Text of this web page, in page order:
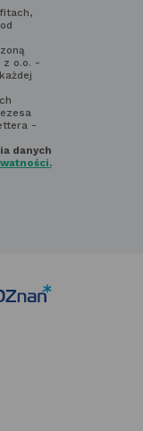
z o.o. -
-
danych
link